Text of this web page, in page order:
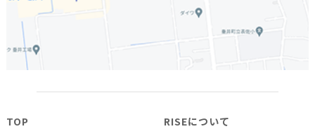
TOP RISEについて